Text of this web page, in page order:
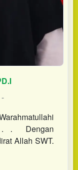
. . . Dengan
Allah SWT.